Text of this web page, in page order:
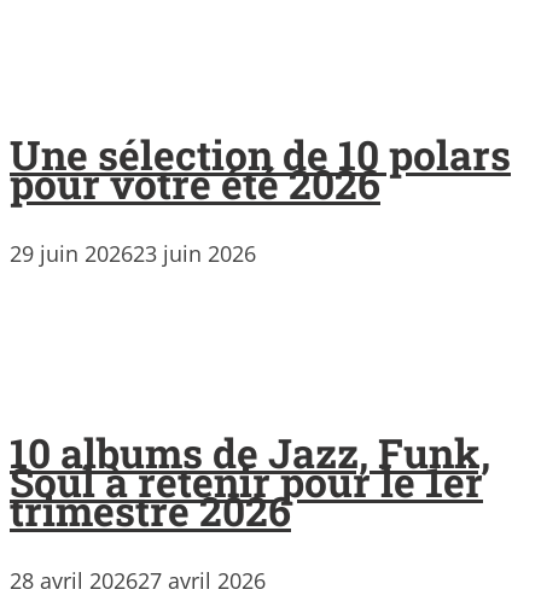
Une sélection de 10 polars
pour votre été 2026
29 juin 202623 juin 2026
10 albums de Jazz, Funk,
Soul à retenir pour le 1er
trimestre 2026
28 avril 202627 avril 2026